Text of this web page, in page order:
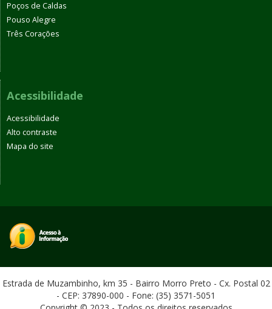
Poços de Caldas
Pouso Alegre
Três Corações
Acessibilidade
Acessibilidade
Alto contraste
Mapa do site
Estrada de Muzambinho, km 35 - Bairro Morro Preto - Cx. Postal 02
- CEP: 37890-000 - Fone: (35) 3571-5051